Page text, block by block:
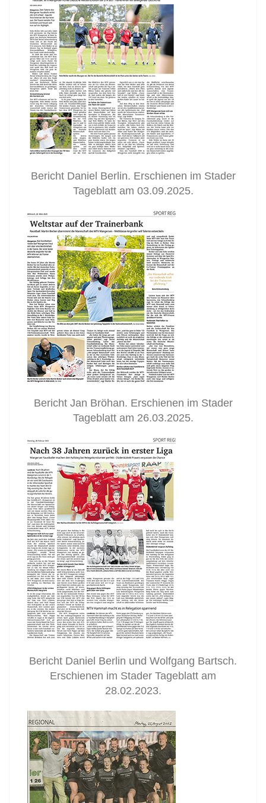
Bericht Daniel Berlin. Erschienen im Stader
Tageblatt am 03.09.2025.
Bericht Jan Bröhan. Erschienen im Stader
Tageblatt am 26.03.2025.
Bericht Daniel Berlin und Wolfgang Bartsch.
Erschienen im Stader Tageblatt am
28.02.2023.